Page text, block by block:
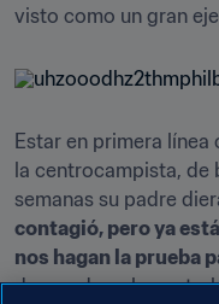
visto como un gran
Estar en primera
la centrocampista, de
semanas su padre
contagió, pero ya
nos hagan la prueba
deseando volver a